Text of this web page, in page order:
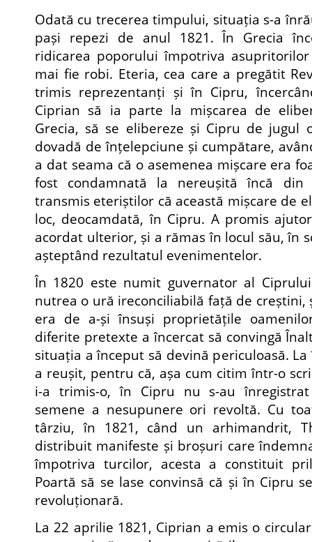
Odată cu trecerea timpului, situația s-a
pași repezi de anul 1821. În Grecia
ridicarea poporului împotriva
mai fie robi. Eteria, cea care a pregătit
trimis reprezentanți și în Cipru,
Ciprian să ia parte la mișcarea de
Grecia, să se elibereze și Cipru de jugul
dovadă de înțelepciune și cumpătare,
a dat seama că o asemenea mișcare era
fost condamnată la nereușită încă din
transmis eteriștilor că această mișcare de
loc, deocamdată, în Cipru. A promis
acordat ulterior, și a rămas în locul său, în
așteptând rezultatul evenimentelor.
În 1820 este numit guvernator al
nutrea o ură ireconciliabilă față de
era de a-și însuși proprietățile
diferite pretexte a încercat să convingă
situația a început să devină periculoasă.
a reușit, pentru că, așa cum citim într-o
i-a trimis-o, în Cipru nu s-au
semene a nesupunere ori revoltă. Cu
târziu, în 1821, când un arhimandrit,
distribuit manifeste și broșuri care
împotriva turcilor, acesta a constituit
Poartă să se lase convinsă că și în Cipru
revoluționară.
La 22 aprilie 1821, Ciprian a emis o